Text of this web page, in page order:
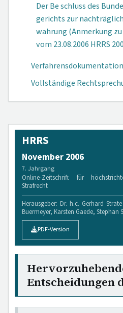
Der Be schluss des
gerichts zur
wahrung (Anmer­kung zu
vom 23.08.2006 HRRS
Verfahrensdokumen­tation
Vollständige
HRRS
November 2006
7. Jahrgang
Online-Zeitschrift für
Strafrecht
Herausgeber: Dr. h.c. Gerhard
Buermeyer, Karsten Gaede, Stephan
PDF-Version
Entscheidungen